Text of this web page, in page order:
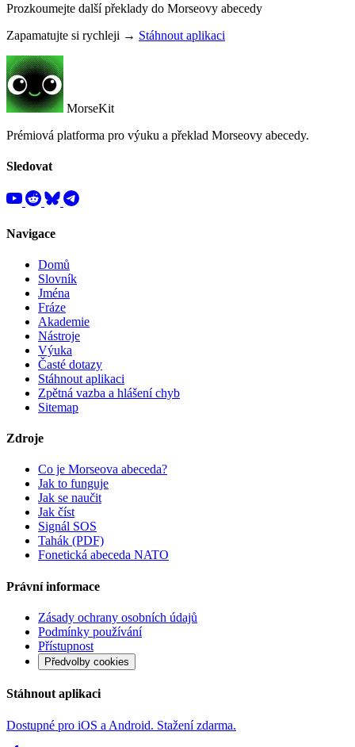
Prozkoumejte další překlady do Morseovy abecedy
Zapamatujte si rychleji → Stáhnout aplikaci
MorseKit
Prémiová platforma pro výuku a překlad Morseovy abecedy.
Sledovat
Navigace
Domů
Slovník
Jména
Fráze
Akademie
Nástroje
Výuka
Časté dotazy
Stáhnout aplikaci
Zpětná vazba a hlášení chyb
Sitemap
Zdroje
Co je Morseova abeceda?
Jak to funguje
Jak se naučit
Jak číst
Signál SOS
Tahák (PDF)
Fonetická abeceda NATO
Právní informace
Zásady ochrany osobních údajů
Podmínky používání
Přístupnost
Předvolby cookies
Stáhnout aplikaci
Dostupné pro iOS a Android. Stažení zdarma.